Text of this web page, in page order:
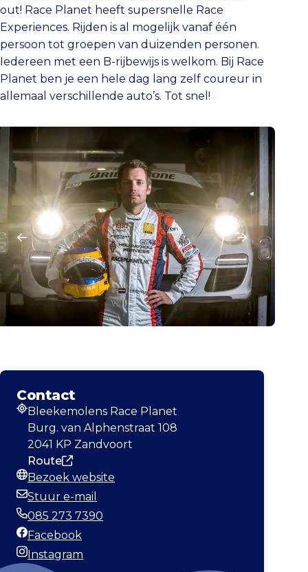
out! Race Planet heeft supersnelle Race
Experiences. Rijden is al mogelijk vanaf één
persoon tot groepen van duizenden personen.
Iedereen met een B-rijbewijs is welkom. Bij Race
Planet ben je een hele dag lang zelf coureur in
allemaal verschillende auto’s. Tot snel!
Contact
Adres
Bleekemolens Race Planet
Burg. van Alphenstraat 108
2041 KP Zandvoort
Route
Website
Bezoek website
E-mailadres
Stuur e-mail
Telefoonnummer
085 273 7390
Facebook
Facebook
Instagram
Instagram